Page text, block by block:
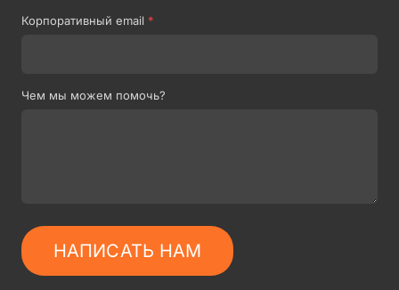
Корпоративный email *
Чем мы можем помочь?
НАПИСАТЬ НАМ